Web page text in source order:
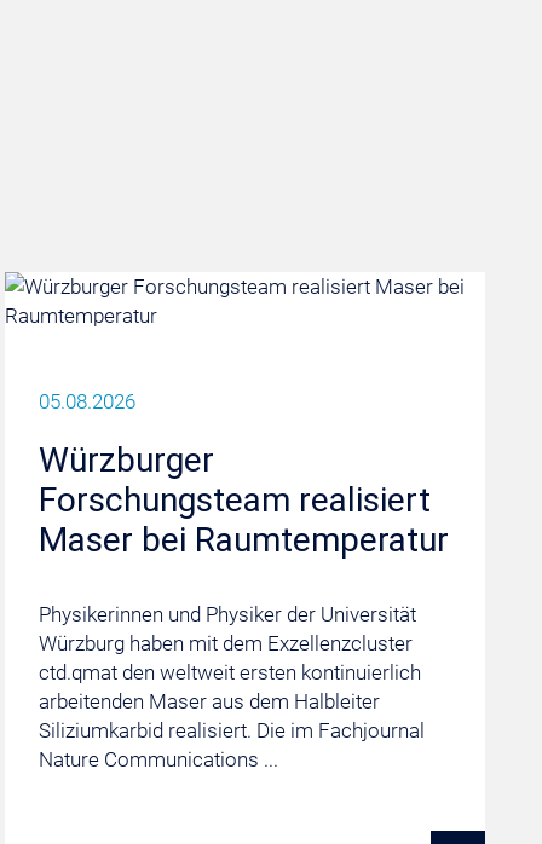
05.08.2026
Würzburger
Forschungsteam realisiert
Maser bei Raumtemperatur
Physikerinnen und Physiker der Universität
Würzburg haben mit dem Exzellenzcluster
ctd.qmat den weltweit ersten kontinuierlich
arbeitenden Maser aus dem Halbleiter
Siliziumkarbid realisiert. Die im Fachjournal
Nature Communications ...